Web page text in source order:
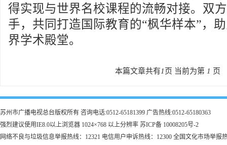
得实现与世界名校课程的流畅对接。双
手，共同打造国际教育的“枫华样本”，
界学术殿堂。
本篇文章共有1 页 当前为第 1 页
苏州市广播电视总台版权所有 咨询电话:0512-65181399 广告热线:0512-65180363
强烈建议使用IE8.0以上浏览器 1024×768 以上分辨率 苏ICP备 10008205号-2
网络不良与垃圾信息举报热线：12321 电信用户申诉热线：12300 全国文化市场举报